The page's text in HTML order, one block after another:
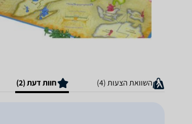
השוואת הצעות (4) חוות דעת (2)